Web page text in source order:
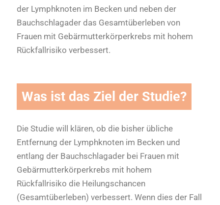
der Lymphknoten im Becken und neben der
Bauchschlagader das Gesamtüberleben von
Frauen mit Gebärmutterkörperkrebs mit hohem
Rückfallrisiko verbessert.
Was ist das Ziel der Studie?
Die Studie will klären, ob die bisher übliche
Entfernung der Lymphknoten im Becken und
entlang der Bauchschlagader bei Frauen mit
Gebärmutterkörperkrebs mit hohem
Rückfallrisiko die Heilungschancen
(Gesamtüberleben) verbessert. Wenn dies der Fall